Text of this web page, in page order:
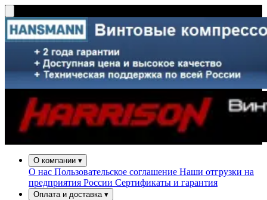
О компании ▾
О нас Пользовательское соглашение Наши отгрузки на
предприятия России Сертификаты и гарантия
Оплата и доставка ▾